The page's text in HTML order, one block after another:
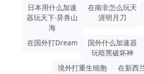
日本用什么加速
器玩天下-异兽山
海
在南非怎么玩天
涯明月刀
在国外打Dream
国外什么加速器
玩暗黑破坏神
境外打重生细胞
在新西